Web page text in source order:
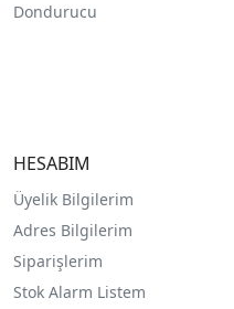
Dondurucu
HESABIM
Üyelik Bilgilerim
Adres Bilgilerim
Siparişlerim
Stok Alarm Listem